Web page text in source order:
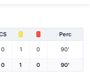
Perc
0 1 0 90'
0 1 0 90'